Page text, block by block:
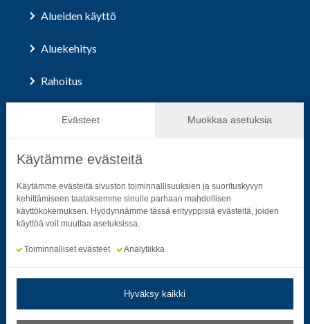
Evästeet Muokkaa asetuksia
Käytämme evästeitä
Käytämme evästeitä sivuston toiminnallisuuksien ja suorituskyvyn
kehittämiseen taataksemme sinulle parhaan mahdollisen
käyttökokemuksen. Hyödynnämme tässä erityyppisiä evästeitä, joiden
käyttöä voit muuttaa asetuksissa.
Toiminnalliset evästeet Analytiikka
Hyväksy kaikki
Alueiden käyttö
Aluekehitys
Rahoitus
Hallinto ja päätöksenteko
Seuraa sosiaalisessa mediassa
Neliön mallinen ikoni, joka kuvastaa f-kirjainta.
Neliön mallinen ikoni, joka kuvastaa f-kirjainta.
Neliön mallinen ikoni, joka kuvastaa
Neliön mallinen ikoni, jonka
Neliön mallinen ikoni,
Neliön mallinen